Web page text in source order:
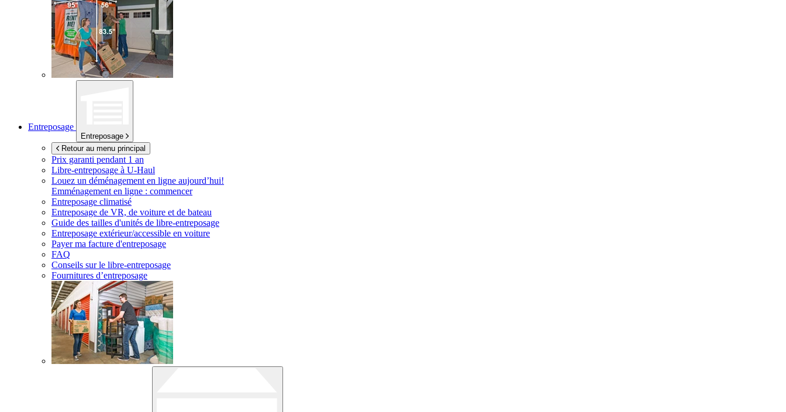
Entreposage
Entreposage
Retour au menu principal
Prix garanti pendant 1 an
Libre-entreposage à U-Haul
Louez un déménagement en ligne aujourd’hui!
Emménagement en ligne : commencer
Entreposage climatisé
Entreposage de VR, de voiture et de bateau
Guide des tailles d'unités de libre-entreposage
Entreposage extérieur/accessible en voiture
Payer ma facture d'entreposage
FAQ
Conseils sur le libre-entreposage
Fournitures d’entreposage